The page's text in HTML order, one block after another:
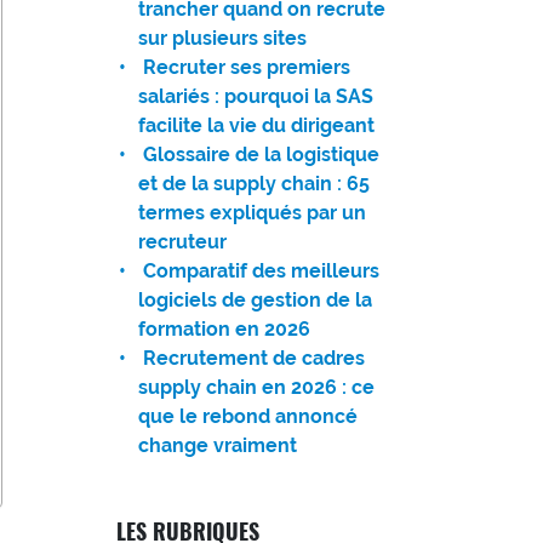
trancher quand on recrute
sur plusieurs sites
Recruter ses premiers
salariés : pourquoi la SAS
facilite la vie du dirigeant
Glossaire de la logistique
et de la supply chain : 65
termes expliqués par un
recruteur
Comparatif des meilleurs
logiciels de gestion de la
formation en 2026
Recrutement de cadres
supply chain en 2026 : ce
que le rebond annoncé
change vraiment
LES RUBRIQUES